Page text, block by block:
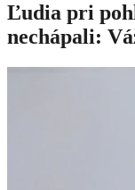
Ľudia pri
nechápali: